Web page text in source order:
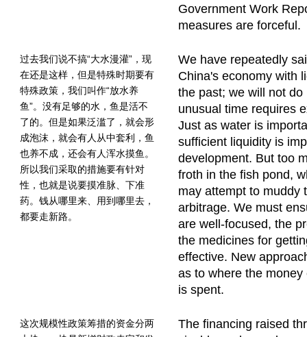
Government Work
measures are forceful.
过去我们说不搞“大水漫灌”，现
在还是这样，但是特殊时期要有
特殊政策，我们叫作“放水养
鱼”。没有足够的水，鱼是活不
了的。但是如果泛滥了，就会形
成泡沫，就会有人从中套利，鱼
也养不成，还会有人浑水摸鱼。
所以我们采取的措施要有针对
性，也就是说要摸准脉、下准
药。钱从哪里来、用到哪里去，
都要走新路。
We have repeatedly
China's economy with
the past; we will not
unusual time requires
Just as water is
sufficient liquidity is
development. But too
froth in the fish pond,
may attempt to muddy
arbitrage. We must
are well-focused, the
the medicines for
effective. New
as to where the
is spent.
这次规模性政策筹措的资金分两
The financing raised